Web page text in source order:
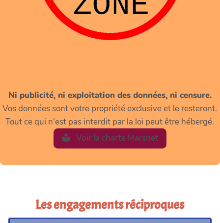
Ni publicité, ni exploitation des données, ni censure.
Vos données sont votre propriété exclusive et le resteront.
Tout ce qui n'est pas interdit par la loi peut être hébergé.
Voir la charte Marsnet
Les engagements réciproques